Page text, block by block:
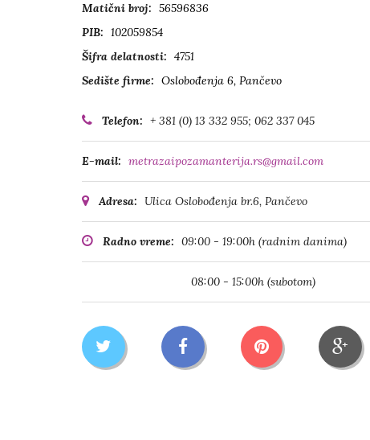
Matični broj: 56596836
PIB: 102059854
Šifra delatnosti: 4751
Sedište firme: Oslobođenja 6, Pančevo
Telefon: + 381 (0) 13 332 955; 062 337 045
E-mail: metrazaipozamanterija.rs@gmail.com
Adresa: Ulica Oslobođenja br.6, Pančevo
Radno vreme: 09:00 - 19:00h (radnim danima)
08:00 - 15:00h (subotom)